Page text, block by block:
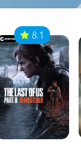
8.1